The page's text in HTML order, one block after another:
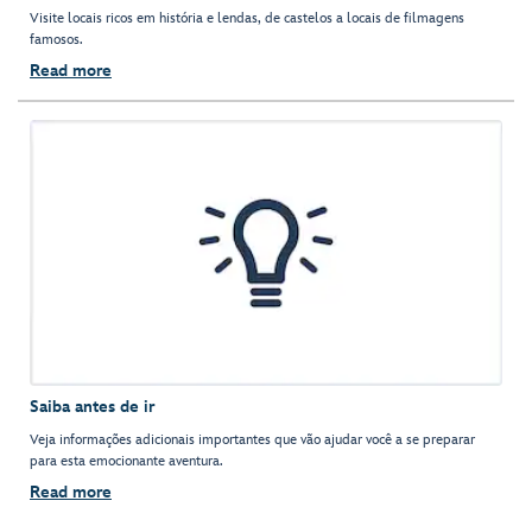
Visite locais ricos em história e lendas, de castelos a locais de filmagens
famosos.
Read more
Saiba antes de ir
Veja informações adicionais importantes que vão ajudar você a se preparar
para esta emocionante aventura.
Read more